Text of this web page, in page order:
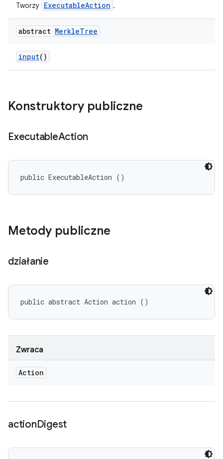
Tworzy ExecutableAction .
abstract MerkleTree
input()
Konstruktory publiczne
ExecutableAction
public ExecutableAction ()
Metody publiczne
działanie
public abstract Action action ()
Zwraca
Action
actionDigest